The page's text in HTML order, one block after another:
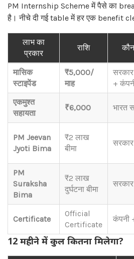
PM Internship Scheme में पैसे का
है। नीचे दी गई table में हर एक benefit
लाभ का
प्रकार
राशि
मासिक
स्टाइपेंड
₹5,000/
माह
+
एकमुश्त
सहायता
₹6,000 भारत
PM Jeevan
Jyoti Bima
₹2 लाख
बीमा
PM
Suraksha
Bima
₹2 लाख
दुर्घटना बीमा
Certificate
Official
Certificate
कंपनी
12 महीने में कुल कितना मिलेगा?